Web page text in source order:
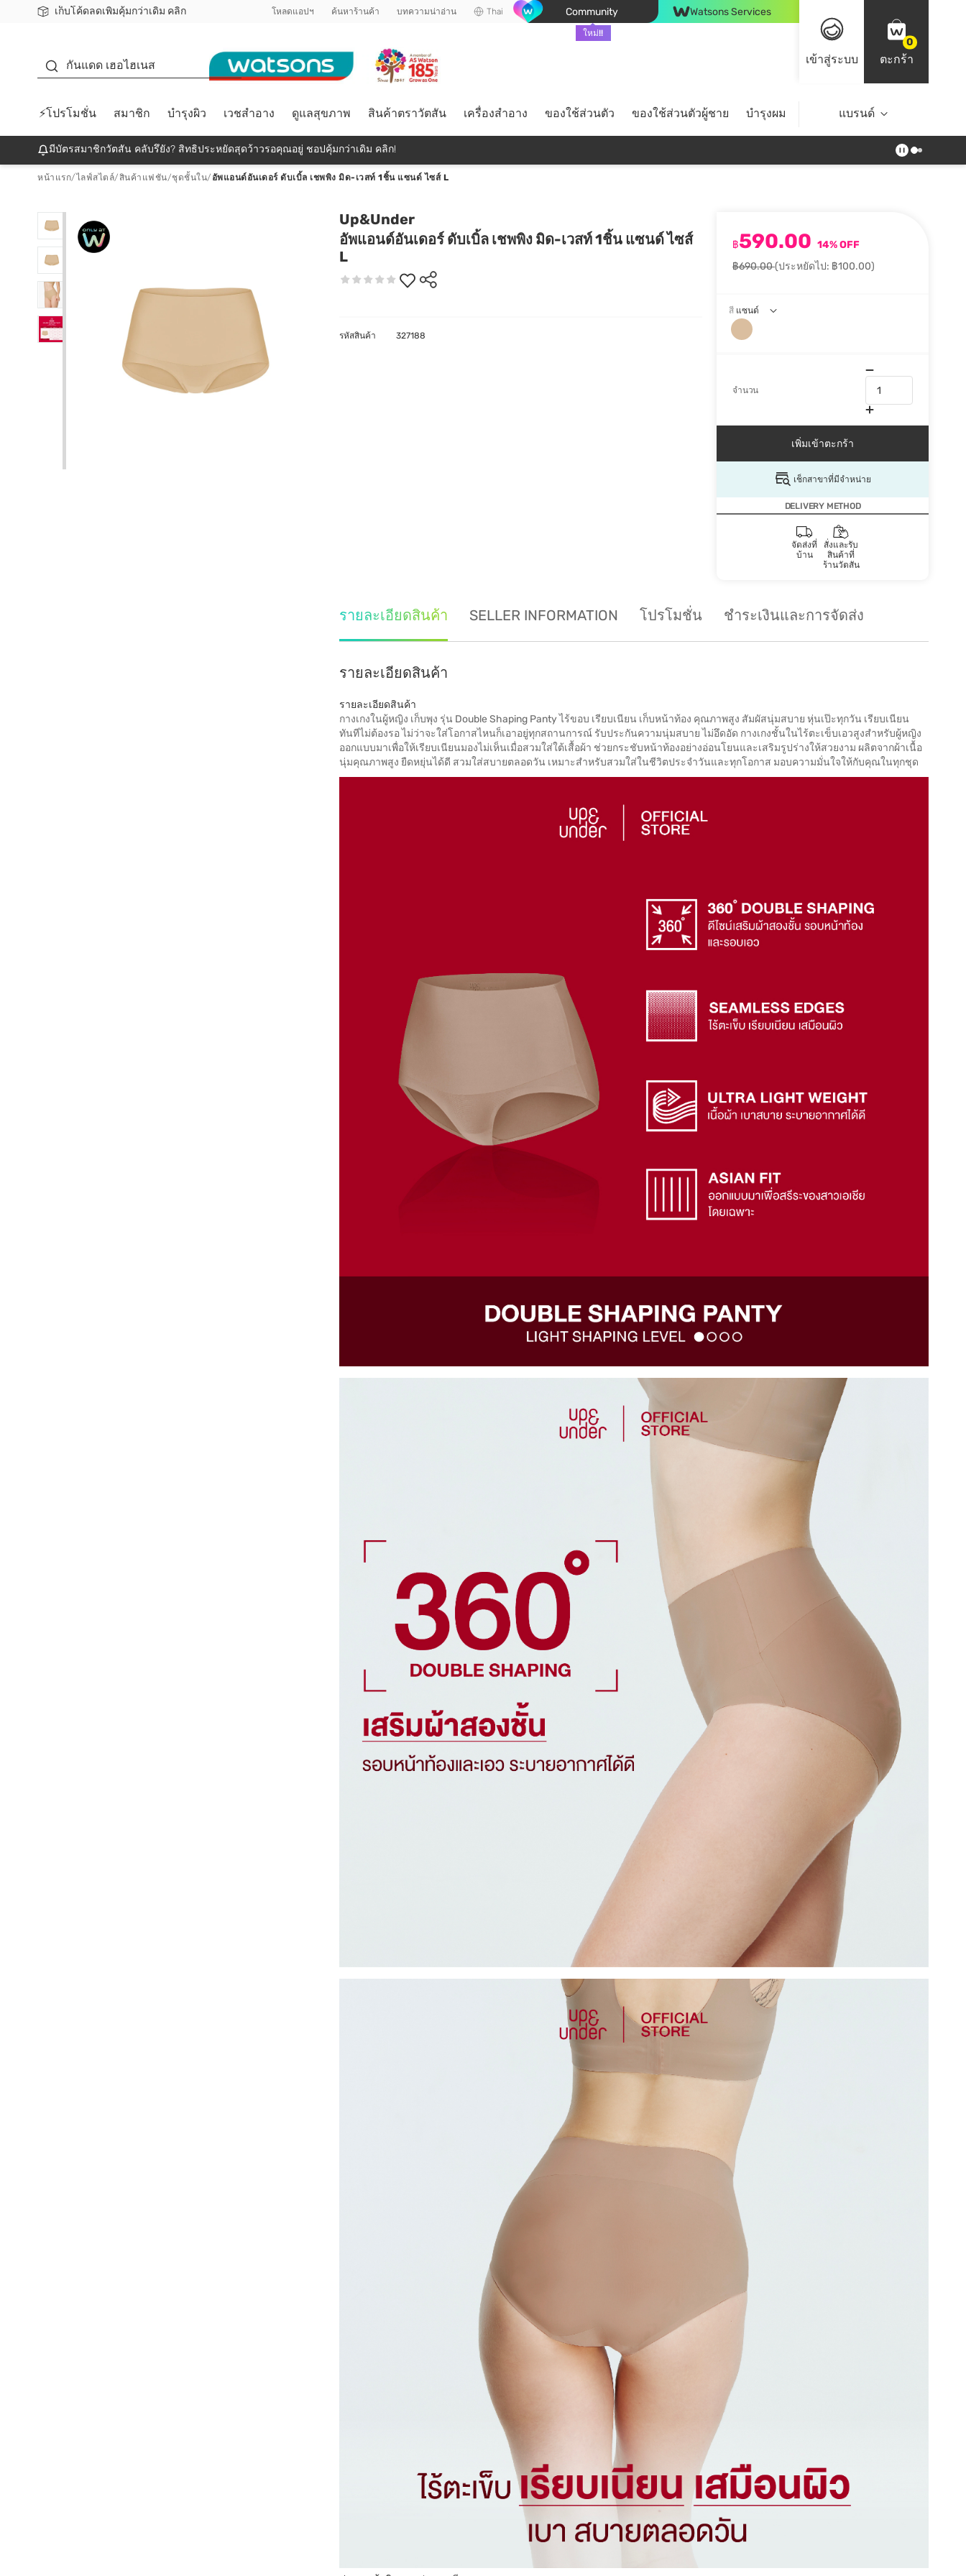
เก็บโค้ดลดเพิ่มคุ้มกว่าเดิม คลิก
ชอปออนไลน์ครั้งแรก ลดเพิ่มจุก ๆ 10%! 🎉
📦ส่งฟรี! เมื่อชอป 499฿
สมาชิกวัตสัน คลับดียังไง? โหลดแอปฯ ค้นหาร้านค้า บทความน่าอ่าน Thai Community
ใหม่!!
Watsons Services
เข้าสู่ระบบ
0
ตะกร้า
กันแดด เฮอไฮเนส
⚡โปรโมชั่น สมาชิก บำรุงผิว เวชสำอาง ดูแลสุขภาพ สินค้าตราวัตสัน เครื่องสำอาง ของใช้ส่วนตัว ของใช้ส่วนตัวผู้ชาย บำรุงผม ไลฟ์สไตล์ Top Brands
แบรนด์
มีบัตรสมาชิกวัตสัน คลับรึยัง? สิทธิประหยัดสุดว้าวรอคุณอยู่ ชอปคุ้มกว่าเดิม คลิก!
หน้าแรก/ไลฟ์สไตล์/สินค้าแฟชัน/ชุดชั้นใน/ อัพแอนด์อันเดอร์ ดับเบิ้ล เชพพิง มิด-เวสท์ 1ชิ้น แซนด์ ไซส์ L
Up&Under
อัพแอนด์อันเดอร์ ดับเบิ้ล เชพพิง มิด-เวสท์ 1ชิ้น แซนด์ ไซส์
L
฿590.00 14% OFF
฿690.00(ประหยัดไป: ฿100.00)
สี แซนด์
จำนวน
เพิ่มเข้าตะกร้า
เช็กสาขาที่มีจำหน่าย
DELIVERY METHOD
จัดส่งที่
บ้าน
สั่งและรับ
สินค้าที่
ร้านวัตสัน
รหัสสินค้า 327188
รายละเอียดสินค้า SELLER INFORMATION โปรโมชั่น ชำระเงินและการจัดส่ง
รายละเอียดสินค้า
รายละเอียดสินค้า
กางเกงในผู้หญิง เก็บพุง รุ่น Double Shaping Panty ไร้ขอบ เรียบเนียน เก็บหน้าท้อง คุณภาพสูง สัมผัสนุ่มสบาย หุ่นเป๊ะทุกวัน เรียบเนียน
ทันทีไม่ต้องรอ ไม่ว่าจะใส่โอกาสไหนก็เอาอยู่ทุกสถานการณ์ รับประกันความนุ่มสบาย ไม่อึดอัด กางเกงชั้นในไร้ตะเข็บเอวสูงสำหรับผู้หญิง
ออกแบบมาเพื่อให้เรียบเนียนมองไม่เห็นเมื่อสวมใส่ใต้เสื้อผ้า ช่วยกระชับหน้าท้องอย่างอ่อนโยนและเสริมรูปร่างให้สวยงาม ผลิตจากผ้าเนื้อ
นุ่มคุณภาพสูง ยืดหยุ่นได้ดี สวมใส่สบายตลอดวัน เหมาะสำหรับสวมใส่ในชีวิตประจำวันและทุกโอกาส มอบความมั่นใจให้กับคุณในทุกชุด